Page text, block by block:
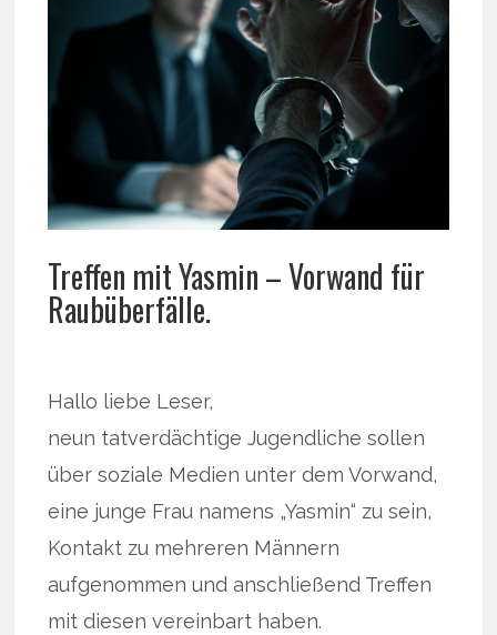
Treffen mit Yasmin – Vorwand für
Raubüberfälle.
Hallo liebe Leser,
neun tatverdächtige Jugendliche sollen
über soziale Medien unter dem Vorwand,
eine junge Frau namens „Yasmin“ zu sein,
Kontakt zu mehreren Männern
aufgenommen und anschließend Treffen
mit diesen vereinbart haben.